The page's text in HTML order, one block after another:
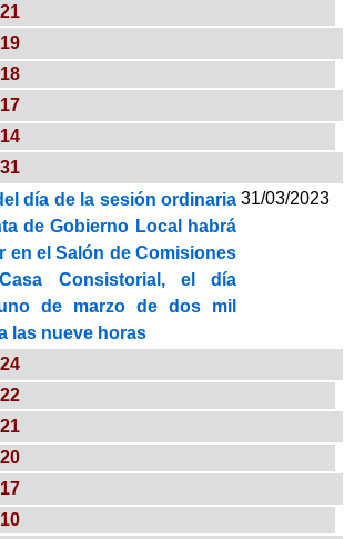
día de la sesión ordinaria
de Gobierno Local habrá
en el Salón de Comisiones
Consistorial, el día
de marzo de dos mil
las nueve horas
31/03/2023